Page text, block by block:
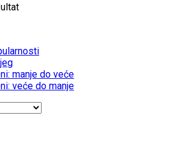
manje do veće
veće do manje